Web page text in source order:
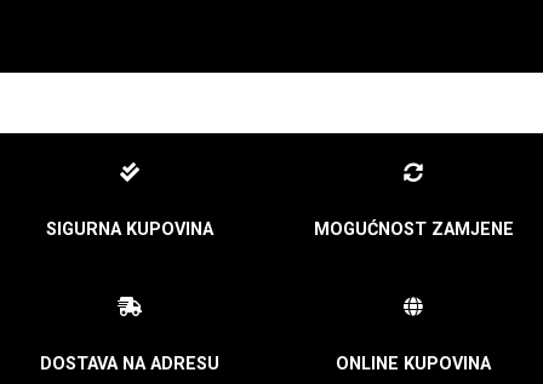
SIGURNA KUPOVINA MOGUĆNOST ZAMJENE
DOSTAVA NA ADRESU ONLINE KUPOVINA